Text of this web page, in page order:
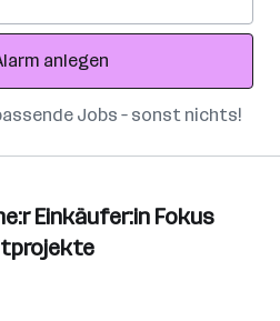
anlegen
Jobs – sonst nichts!
Einkäufer:in Fokus